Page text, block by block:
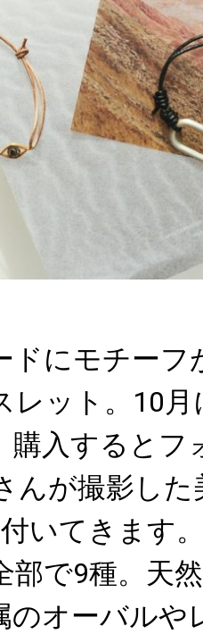
ドにモチー
レット。10
購入すると
んが撮影し
いてきます
部で9種。天
のオーバルや